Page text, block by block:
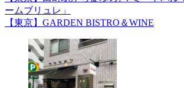
ームブリュレ」
【東京】GARDEN BISTRO＆WINE